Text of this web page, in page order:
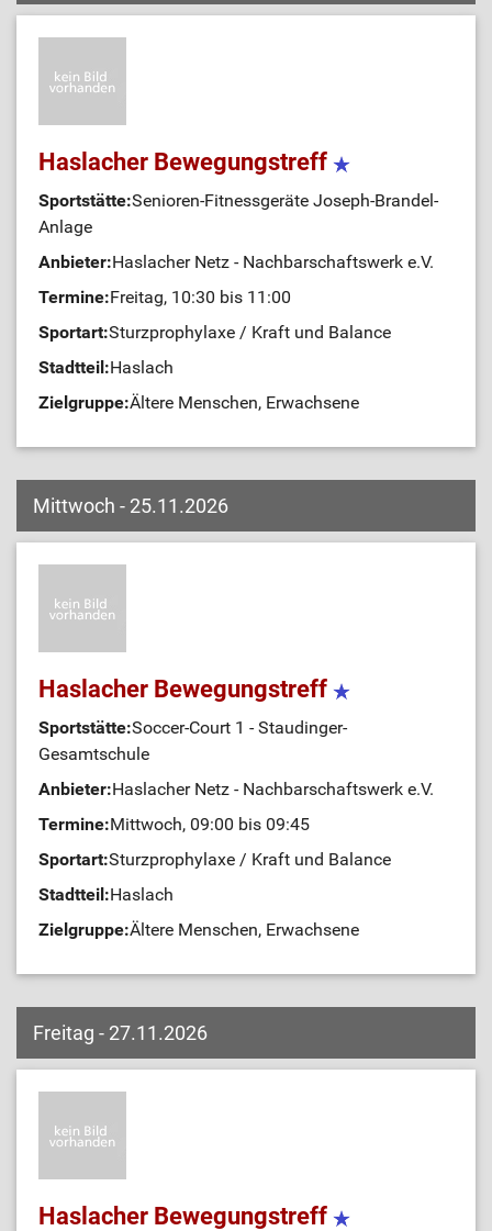
Haslacher Bewegungstreff
Sportstätte:Senioren-Fitnessgeräte Joseph-Brandel-
Anlage
Anbieter:Haslacher Netz - Nachbarschaftswerk e.V.
Termine:Freitag, 10:30 bis 11:00
Sportart:Sturzprophylaxe / Kraft und Balance
Stadtteil:Haslach
Zielgruppe:Ältere Menschen, Erwachsene
Mittwoch - 25.11.2026
Haslacher Bewegungstreff
Sportstätte:Soccer-Court 1 - Staudinger-
Gesamtschule
Anbieter:Haslacher Netz - Nachbarschaftswerk e.V.
Termine:Mittwoch, 09:00 bis 09:45
Sportart:Sturzprophylaxe / Kraft und Balance
Stadtteil:Haslach
Zielgruppe:Ältere Menschen, Erwachsene
Freitag - 27.11.2026
Haslacher Bewegungstreff